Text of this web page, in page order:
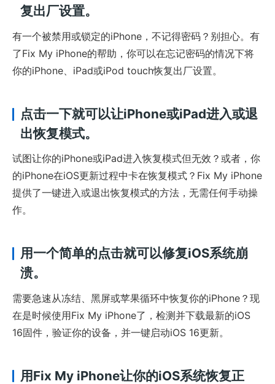
复出厂设置。
有一个被禁用或锁定的iPhone，不记得密码？别担心。有
了Fix My iPhone的帮助，你可以在忘记密码的情况下将
你的iPhone、iPad或iPod touch恢复出厂设置。
点击一下就可以让iPhone或iPad进入或退
出恢复模式。
试图让你的iPhone或iPad进入恢复模式但无效？或者，你
的iPhone在iOS更新过程中卡在恢复模式？Fix My iPhone
提供了一键进入或退出恢复模式的方法，无需任何手动操
作。
用一个简单的点击就可以修复iOS系统崩
溃。
需要急速从冻结、黑屏或苹果循环中恢复你的iPhone？现
在是时候使用Fix My iPhone了，检测并下载最新的iOS
16固件，验证你的设备，并一键启动iOS 16更新。
用Fix My iPhone让你的iOS系统恢复正